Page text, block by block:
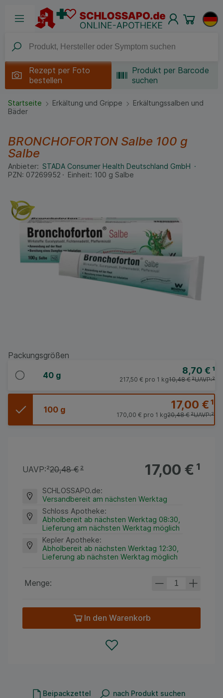
Rezept per Foto
bestellen
Produkt per Barcode
suchen
Startseite Erkältung und Grippe
Erkältungssalben und
Bäder
BRONCHOFORTON Salbe 100 g
Salbe
Anbieter: STADA Consumer Health Deutschland GmbH
PZN: 07269952 Einheit: 100 g Salbe
Packungsgrößen
40 g 8,70 € ¹
UAVP:²
10,48 €²
217,50 € pro 1 kg
100 g 17,00 €¹
UAVP:²
20,48 €²
170,00 € pro 1 kg
17,00 €¹
UAVP:²20,48 €²
SCHLOSSAPO.de:
Versandbereit am nächsten Werktag
Schloss Apotheke:
Abholbereit ab nächsten Werktag 08:30,
Lieferung am nächsten Werktag möglich
Kepler Apotheke:
Abholbereit ab nächsten Werktag 12:30,
Lieferung ab nächsten Werktag möglich
Menge:
In den Warenkorb
Beipackzettel
nach Produkt suchen